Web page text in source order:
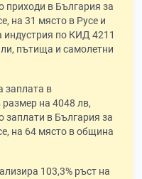
приходи в България за
на 31 място в Русе и
индустрия по КИД 4211
пътища и самолетни
заплата в
размер на 4048 лв,
заплати в България за
на 64 място в община
103,3% ръст на